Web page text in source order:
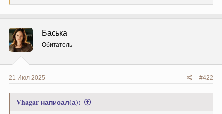
ц
и
и
:
Баська
Обитатель
21 Июл 2025 #422
Vhagar написал(а):